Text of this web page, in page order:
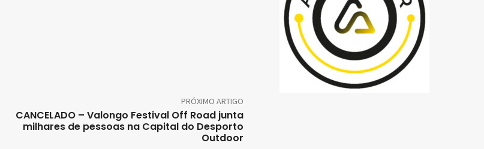
PRÓXIMO ARTIGO
CANCELADO – Valongo Festival Off Road junta
milhares de pessoas na Capital do Desporto
Outdoor